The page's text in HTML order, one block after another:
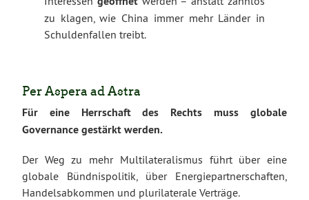
zu klagen, wie China immer mehr Länder in
Schuldenfallen treibt.
Per Aspera ad Astra
Für eine Herrschaft des Rechts muss globale
Governance gestärkt werden.
Der Weg zu mehr Multilateralismus führt über eine
globale Bündnispolitik, über Energiepartnerschaften,
Handelsabkommen und plurilaterale Verträge.